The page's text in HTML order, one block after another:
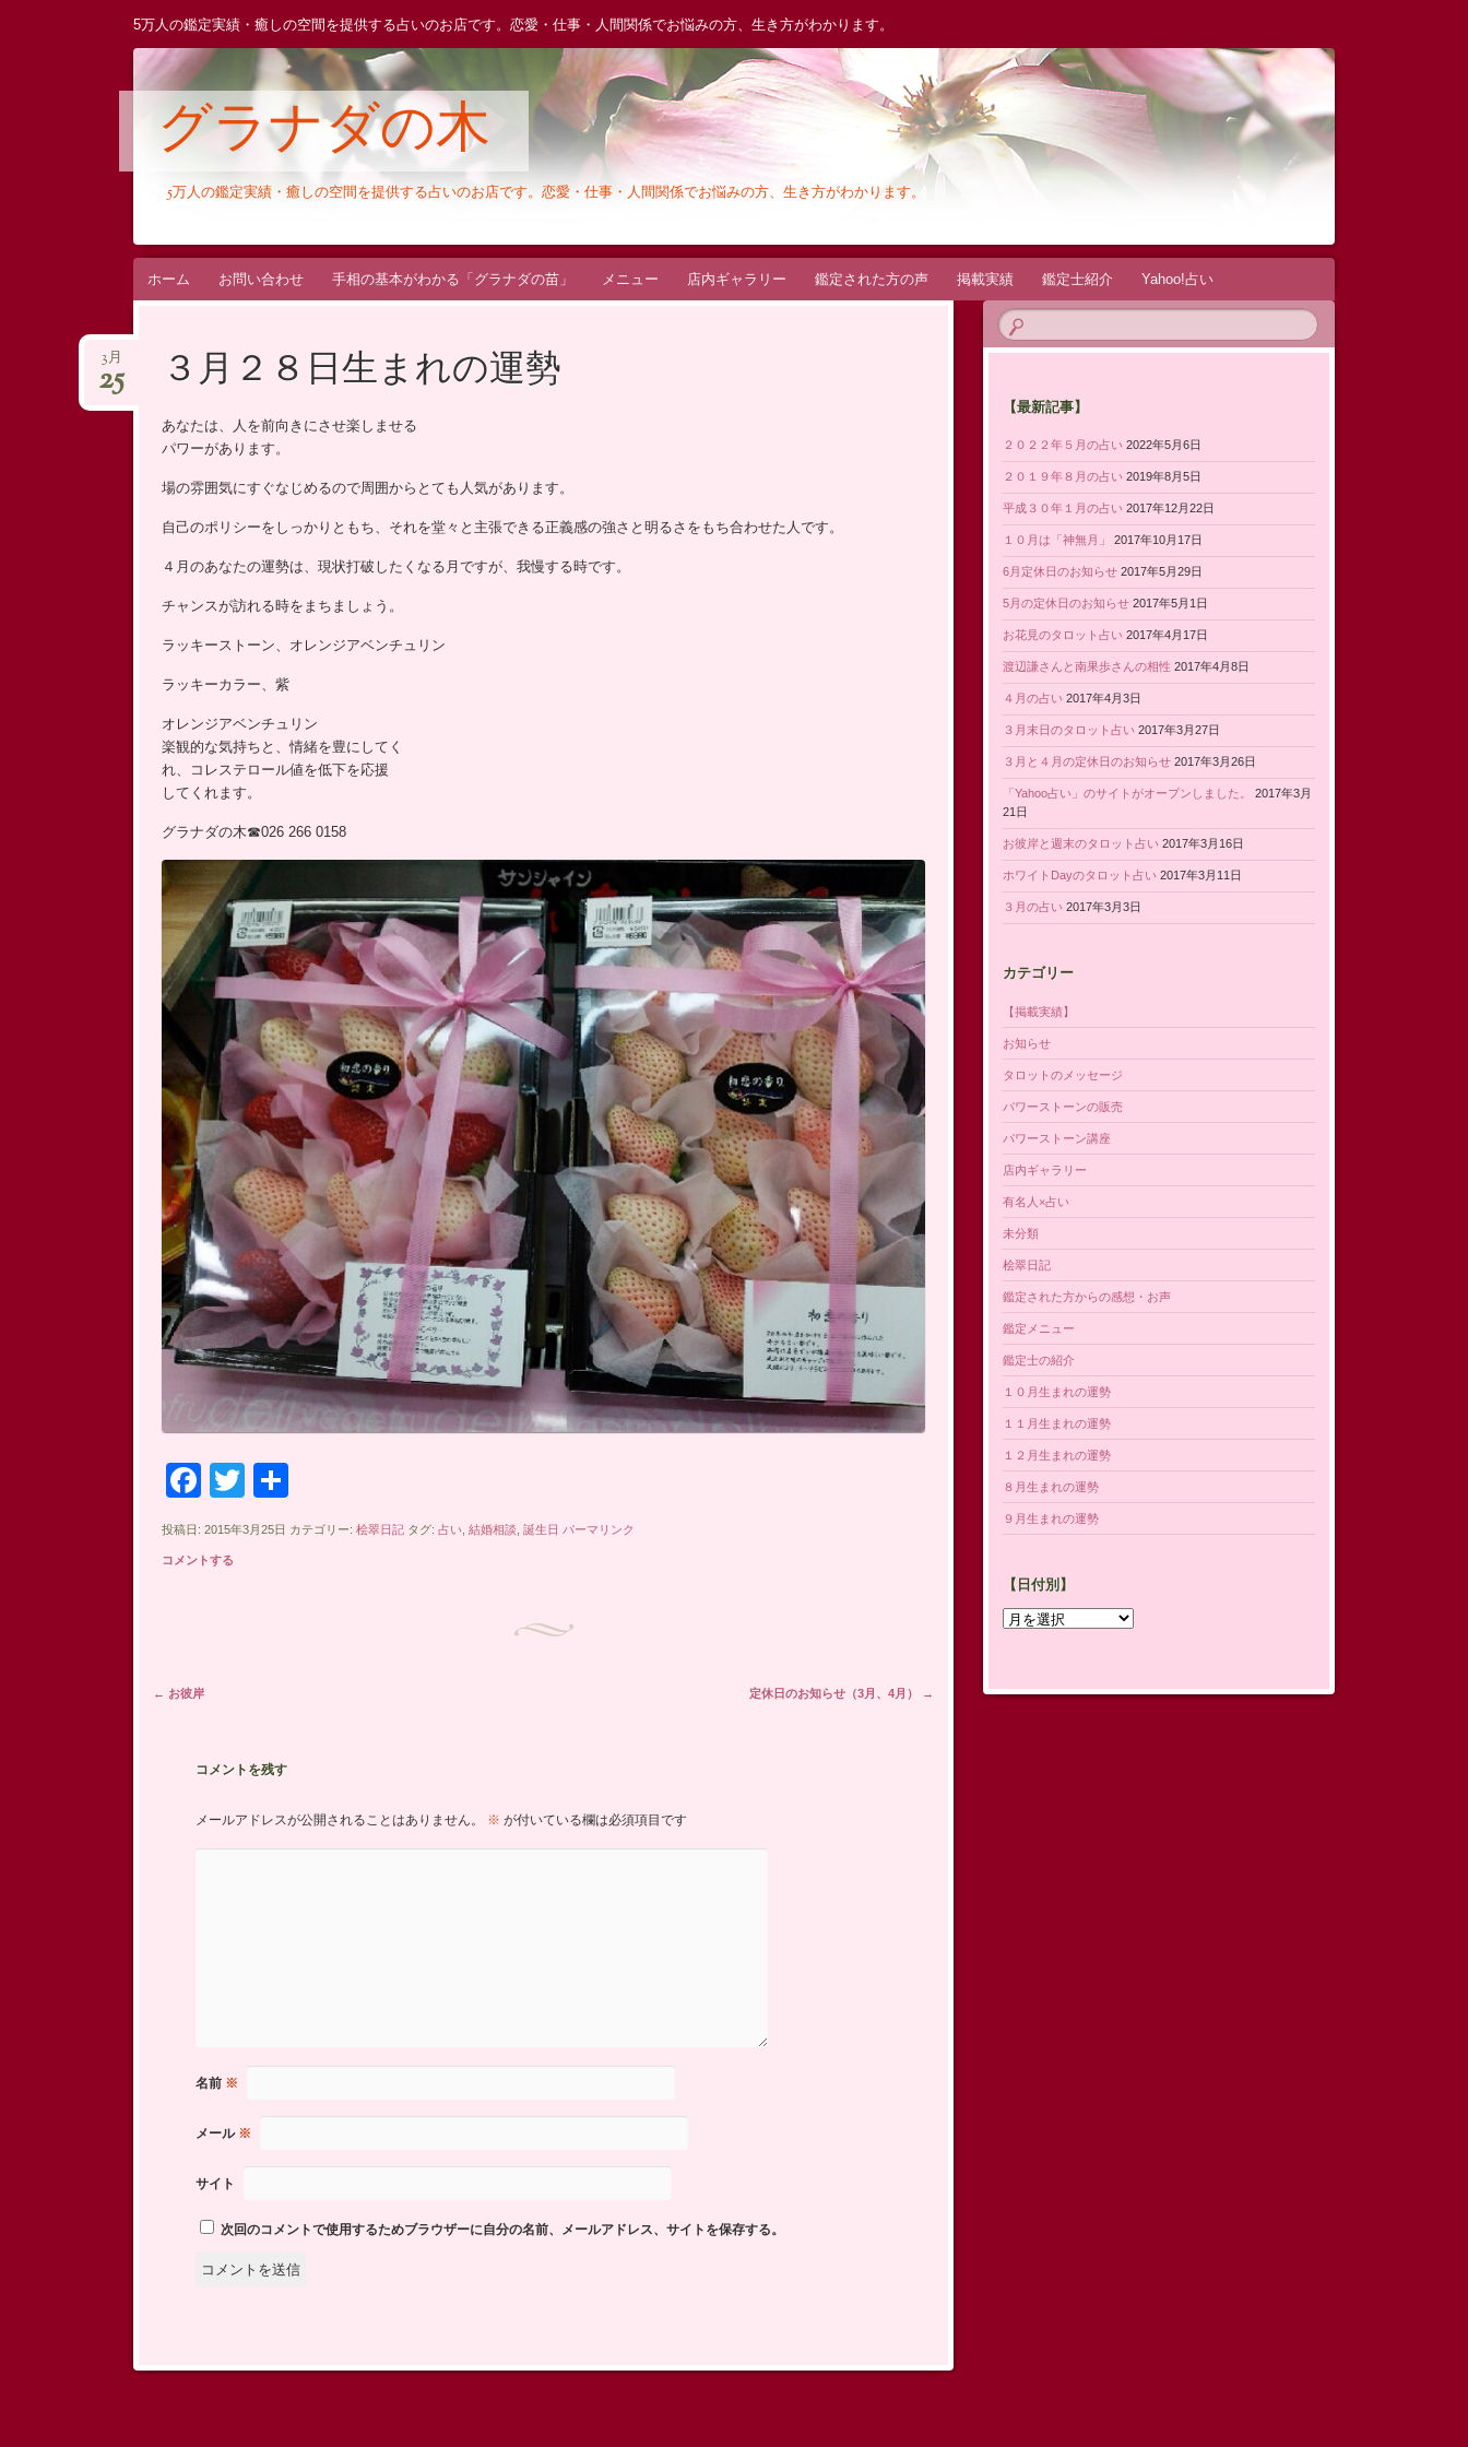
5万人の鑑定実績・癒しの空間を提供する占いのお店です。恋愛・仕事・人間関係でお悩みの方、生き方がわかります。
グラナダの木
5万人の鑑定実績・癒しの空間を提供する占いのお店です。恋愛・仕事・人間関係でお悩みの方、生き方がわかります。
コ
ン
ホーム お問い合わせ 手相の基本がわかる「グラナダの苗」 メニュー 店内ギャラリー 鑑定された方の声 掲載実績 鑑定士紹介 Yahoo!占い
３月２８日生まれの運勢
3月
25
あなたは、人を前向きにさせ楽しませる
パワーがあります。
場の雰囲気にすぐなじめるので周囲からとても人気があります。
自己のポリシーをしっかりともち、それを堂々と主張できる正義感の強さと明るさをもち合わせた人です。
４月のあなたの運勢は、現状打破したくなる月ですが、我慢する時です。
チャンスが訪れる時をまちましょう。
ラッキーストーン、オレンジアベンチュリン
ラッキーカラー、紫
オレンジアベンチュリン
楽観的な気持ちと、情緒を豊にしてく
れ、コレステロール値を低下を応援
してくれます。
グラナダの木☎026 266 0158
Facebook
Twitter
有
投稿日: 2015年3月25日 カテゴリー: 桧翠日記タグ: 占い, 結婚相談, 誕生日 パーマリンク
コメントする
投稿ナビゲーション
← お彼岸 定休日のお知らせ（3月、4月） →
コメントを残す
メールアドレスが公開されることはありません。 ※ が付いている欄は必須項目です
名前 ※
メール ※
サイト
次回のコメントで使用するためブラウザーに自分の名前、メールアドレス、サイトを保存する。
【最新記事】
２０２２年５月の占い 2022年5月6日
２０１９年８月の占い 2019年8月5日
平成３０年１月の占い 2017年12月22日
１０月は「神無月」 2017年10月17日
6月定休日のお知らせ 2017年5月29日
5月の定休日のお知らせ 2017年5月1日
お花見のタロット占い 2017年4月17日
渡辺謙さんと南果歩さんの相性 2017年4月8日
４月の占い 2017年4月3日
３月末日のタロット占い 2017年3月27日
３月と４月の定休日のお知らせ 2017年3月26日
「Yahoo占い」のサイトがオープンしました。
2017年3月
21日
お彼岸と週末のタロット占い 2017年3月16日
ホワイトDayのタロット占い 2017年3月11日
３月の占い 2017年3月3日
カテゴリー
【掲載実績】
お知らせ
タロットのメッセージ
パワーストーンの販売
パワーストーン講座
店内ギャラリー
有名人×占い
未分類
桧翠日記
鑑定された方からの感想・お声
鑑定メニュー
鑑定士の紹介
１０月生まれの運勢
１１月生まれの運勢
１２月生まれの運勢
８月生まれの運勢
９月生まれの運勢
【日付別】
【日